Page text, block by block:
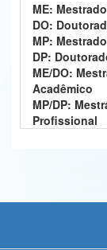
Ministério do
Controladoria-Geral da
Ministério da Mulher, da
Secretaria-Geral
ME:
DO:
MP:
DP:
ME/DO:
Acadêmico
MP/DP:
Profissional